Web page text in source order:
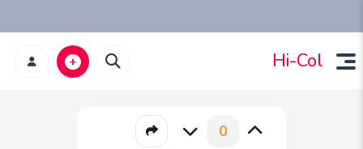
Hi-Col
0